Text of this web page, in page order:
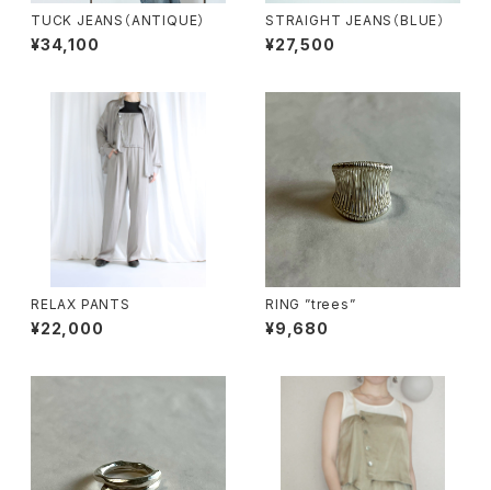
TUCK JEANS（ANTIQUE）
¥34,100
STRAIGHT JEANS（BLUE）
¥27,500
RELAX PANTS
¥22,000
RING ”trees”
¥9,680